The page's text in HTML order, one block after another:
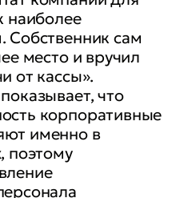
наиболее
Собственник сам
место и вручил
от кассы».
что
корпоративные
именно в
поэтому